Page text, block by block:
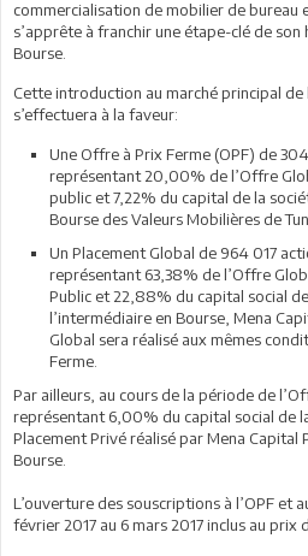
commercialisation de mobilier de bureau
s’apprête à franchir une étape-clé de
Bourse.
Cette introduction au marché principal de
s’effectuera à la faveur:
Une Offre à Prix Ferme (OPF) de
représentant 20,00% de l’Offre
public et 7,22% du capital de la
Bourse des Valeurs Mobilières de
Un Placement Global de 964 017
représentant 63,38% de l’Offre
Public et 22,88% du capital social
l’intermédiaire en Bourse, Mena
Global sera réalisé aux mêmes
Ferme.
Par ailleurs, au cours de la période de
représentant 6,00% du capital social de
Placement Privé réalisé par Mena Capital
Bourse.
L’ouverture des souscriptions à l’OPF et
février 2017 au 6 mars 2017 inclus au prix